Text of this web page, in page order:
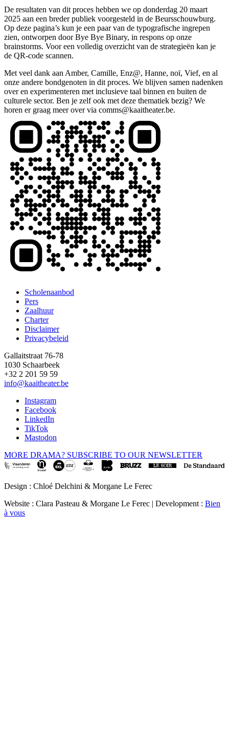
De resultaten van dit proces hebben we op donderdag 20 maart
2025 aan een breder publiek voorgesteld in de Beursschouwburg.
Op deze pagina’s kun je een paar van de typografische ingrepen
zien, ontworpen door Bye Bye Binary, in respons op onze
brainstorms. Voor een volledig overzicht van de strategieën kan je
de QR-code scannen.
Met veel dank aan Amber, Camille, Enz@, Hanne, noï, Vief, en al
onze andere bondgenoten in dit proces. We blijven samen nadenken
over en experimenteren met inclusieve taal binnen en buiten de
culturele sector. Ben je zelf ook met deze thematiek bezig? We
horen er graag meer over via comms@kaaitheater.be.
Footer
Scholenaanbod
Pers
Zaalhuur
Charter
Disclaimer
Privacybeleid
Gallaitstraat 76-78
1030 Schaarbeek
+32 2 201 59 59
info@kaaitheater.be
Instagram
Facebook
LinkedIn
TikTok
Mastodon
MORE DRAMA? SUBSCRIBE TO OUR NEWSLETTER
Design : Chloé Delchini & Morgane Le Ferec
Website : Clara Pasteau & Morgane Le Ferec | Development : Bien
à vous